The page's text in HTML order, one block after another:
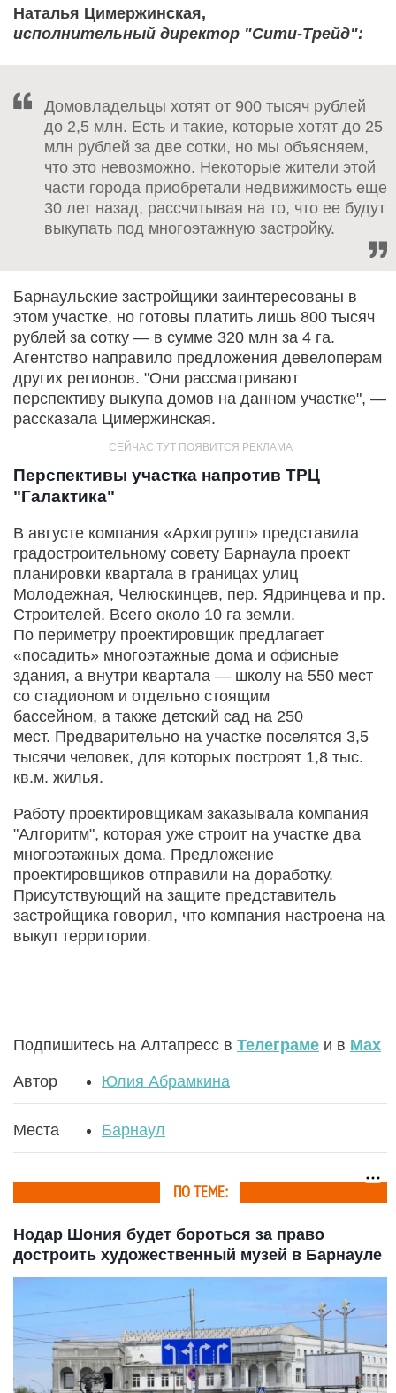
Наталья Цимержинская,
исполнительный директор "Сити-Трейд":
Домовладельцы хотят от 900 тысяч рублей
до 2,5 млн. Есть и такие, которые хотят до 25
млн рублей за две сотки, но мы объясняем,
что это невозможно. Некоторые жители этой
части города приобретали недвижимость еще
30 лет назад, рассчитывая на то, что ее будут
выкупать под многоэтажную застройку.
Барнаульские застройщики заинтересованы в
этом участке, но готовы платить лишь 800 тысяч
рублей за сотку — в сумме 320 млн за 4 га.
Агентство направило предложения девелоперам
других регионов. "Они рассматривают
перспективу выкупа домов на данном участке", —
рассказала Цимержинская.
Перспективы участка напротив ТРЦ
"Галактика"
В августе компания «Архигрупп» представила
градостроительному совету Барнаула проект
планировки квартала в границах улиц
Молодежная, Челюскинцев, пер. Ядринцева и пр.
Строителей. Всего около 10 га земли.
По периметру проектировщик предлагает
«посадить» многоэтажные дома и офисные
здания, а внутри квартала — школу на 550 мест
со стадионом и отдельно стоящим
бассейном, а также детский сад на 250
мест. Предварительно на участке поселятся 3,5
тысячи человек, для которых построят 1,8 тыс.
кв.м. жилья.
Работу проектировщикам заказывала компания
"Алгоритм", которая уже строит на участке два
многоэтажных дома. Предложение
проектировщиков отправили на доработку.
Присутствующий на защите представитель
застройщика говорил, что компания настроена на
выкуп территории.
Подпишитесь на Алтапресс в Телеграме и в Max
Автор Юлия Абрамкина
Места Барнаул
ПО ТЕМЕ:
Нодар Шония будет бороться за право
достроить художественный музей в Барнауле